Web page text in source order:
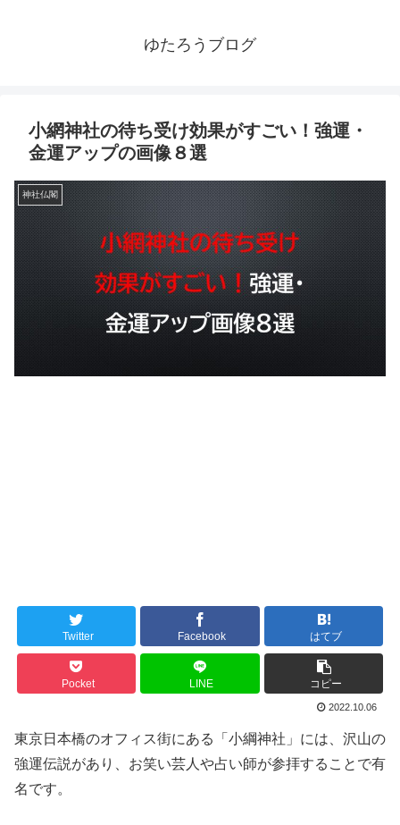
ゆたろうブログ
小網神社の待ち受け効果がすごい！強運・
金運アップの画像８選
神社仏閣
Twitter Facebook はてブ
Pocket LINE コピー
2022.10.06
東京日本橋のオフィス街にある「小綱神社」には、沢山の
強運伝説があり、お笑い芸人や占い師が参拝することで有
名です。